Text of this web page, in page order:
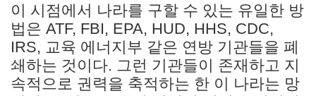
이 시점에서 나라를 구할 수 있는 유일한 방
법은 ATF, FBI, EPA, HUD, HHS, CDC,
IRS, 교육 에너지부 같은 연방 기관들을 폐
쇄하는 것이다. 그런 기관들이 존재하고 지
속적으로 권력을 축적하는 한 이 나라는 망